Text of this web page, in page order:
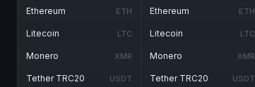
Ethereum ETH
Litecoin LTC
Monero XMR
Tether TRC20 USDT
Ethereum ETH
Litecoin LTC
Monero XMR
Tether TRC20 USDT